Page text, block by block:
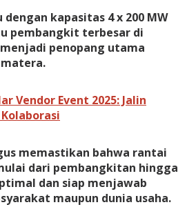
dengan kapasitas 4 x 200 MW
pembangkit terbesar di
penopang utama
Vendor Event 2025: Jalin
memastikan bahwa rantai
dari pembangkitan hingga
dan siap menjawab
maupun dunia usaha.